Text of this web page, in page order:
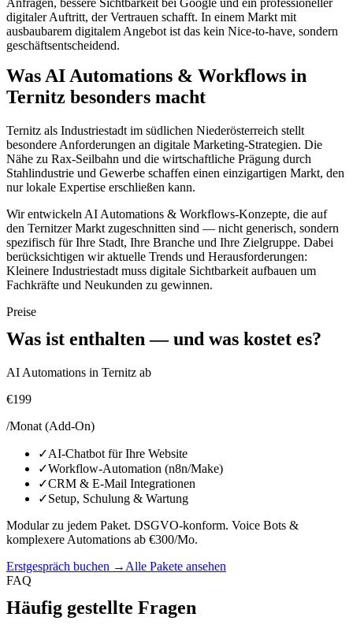
Anfragen, bessere Sichtbarkeit bei Google und ein professioneller
digitaler Auftritt, der Vertrauen schafft. In einem Markt mit
ausbaubarem digitalem Angebot ist das kein Nice-to-have, sondern
geschäftsentscheidend.
Was AI Automations & Workflows in
Ternitz besonders macht
Ternitz als Industriestadt im südlichen Niederösterreich stellt
besondere Anforderungen an digitale Marketing-Strategien. Die
Nähe zu Rax-Seilbahn und die wirtschaftliche Prägung durch
Stahlindustrie und Gewerbe schaffen einen einzigartigen Markt, den
nur lokale Expertise erschließen kann.
Wir entwickeln AI Automations & Workflows-Konzepte, die auf
den Ternitzer Markt zugeschnitten sind — nicht generisch, sondern
spezifisch für Ihre Stadt, Ihre Branche und Ihre Zielgruppe. Dabei
berücksichtigen wir aktuelle Trends und Herausforderungen:
Kleinere Industriestadt muss digitale Sichtbarkeit aufbauen um
Fachkräfte und Neukunden zu gewinnen.
Preise
Was ist enthalten — und was kostet es?
AI Automations in Ternitz ab
€199
/Monat (Add-On)
✓AI-Chatbot für Ihre Website
✓Workflow-Automation (n8n/Make)
✓CRM & E-Mail Integrationen
✓Setup, Schulung & Wartung
Modular zu jedem Paket. DSGVO-konform. Voice Bots &
komplexere Automations ab €300/Mo.
Erstgespräch buchen → Alle Pakete ansehen
FAQ
Häufig gestellte Fragen